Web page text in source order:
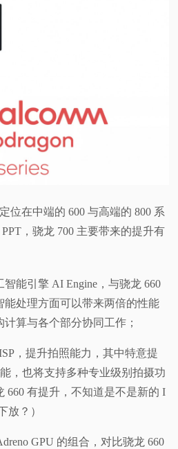
位在中端的 600 与高端的 800 系
，骁龙 700 主要带来的提升有
能引擎 AI Engine，与骁龙 660
能处理方面可以带来两倍的性能
算与各个部分协同工作；
，提升拍照能力，其中特意提
，也将支持多种专业级别拍摄功
660 有提升，不知道是不是新的 I
放？）
GPU 的组合，对比骁龙 660